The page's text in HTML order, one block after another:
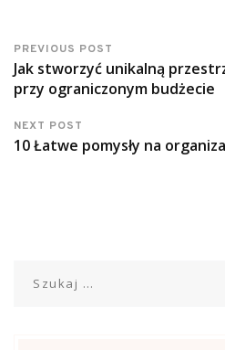
PREVIOUS POST
Jak stworzyć unikalną
przy ograniczonym budżecie
NEXT POST
10 Łatwe pomysły na